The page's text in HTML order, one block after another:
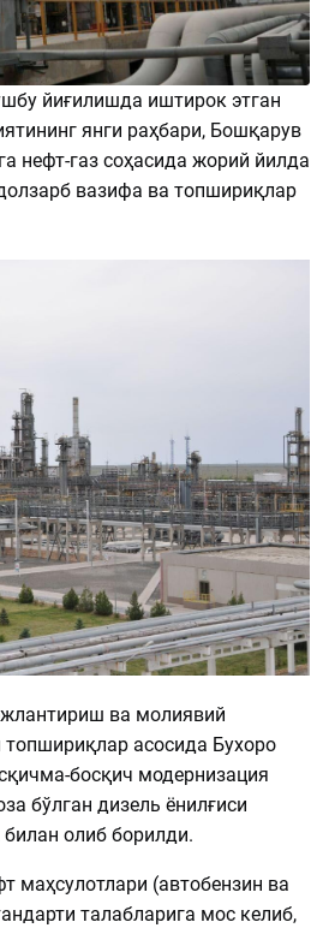
йиғилишда иштирок этган
янги раҳбари, Бошқарув
нефт-газ соҳасида жорий йилда
вазифа ва топшириқлар
ва молиявий
асосида Бухоро
босқич модернизация
бўлган дизель ёнилғиси
олиб борилди.
маҳсулотлари (автобензин ва
талабларига мос келиб,